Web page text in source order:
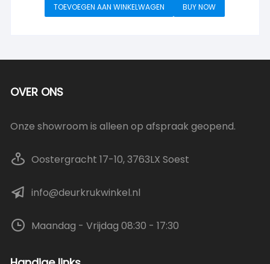
TOEVOEGEN AAN WINKELWAGEN BUY NOW
OVER ONS
Onze showroom is alleen op afspraak geopend.
Oostergracht 17-10, 3763LX Soest
info@deurkrukwinkel.nl
Maandag - Vrijdag 08:30 - 17:30